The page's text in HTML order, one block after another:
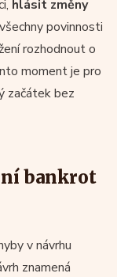
hlásit změny
povinnosti
rozhodnout o
moment je pro
začátek bez
bankrot
v návrhu
znamená